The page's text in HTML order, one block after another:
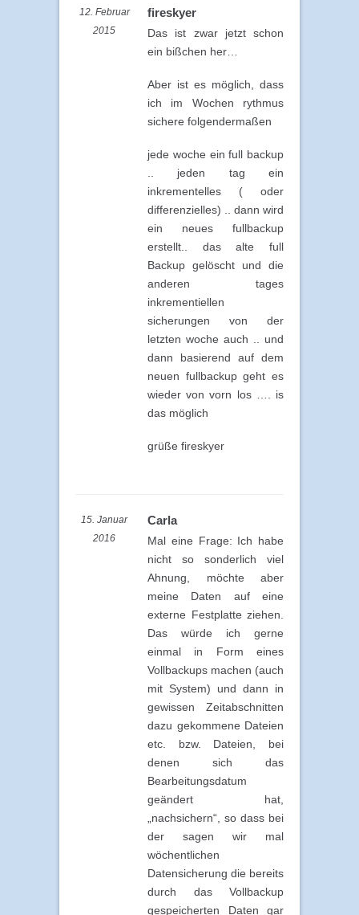
12. Februar
2015
fireskyer
Das ist zwar jetzt schon
ein bißchen her…
Aber ist es möglich, dass
ich im Wochen rythmus
sichere folgendermaßen
jede woche ein full backup
.. jeden tag ein
inkrementelles ( oder
differenzielles) .. dann wird
ein neues fullbackup
erstellt.. das alte full
Backup gelöscht und die
anderen tages
inkrementiellen
sicherungen von der
letzten woche auch .. und
dann basierend auf dem
neuen fullbackup geht es
wieder von vorn los …. is
das möglich
grüße fireskyer
15. Januar
2016
Carla
Mal eine Frage: Ich habe
nicht so sonderlich viel
Ahnung, möchte aber
meine Daten auf eine
externe Festplatte ziehen.
Das würde ich gerne
einmal in Form eines
Vollbackups machen (auch
mit System) und dann in
gewissen Zeitabschnitten
dazu gekommene Dateien
etc. bzw. Dateien, bei
denen sich das
Bearbeitungsdatum
geändert hat,
„nachsichern“, so dass bei
der sagen wir mal
wöchentlichen
Datensicherung die bereits
durch das Vollbackup
gespeicherten Daten gar